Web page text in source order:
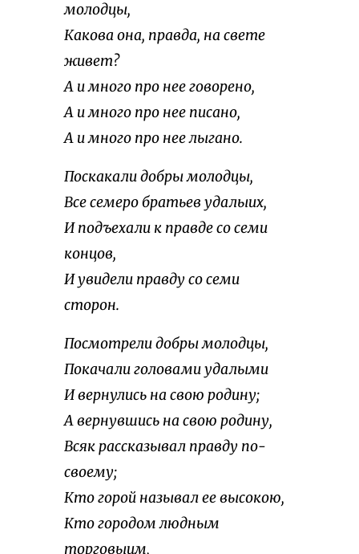
молодцы,
Какова она, правда, на свете
живет?
А и много про нее говорено,
А и много про нее писано,
А и много про нее лыгано.
Поскакали добры молодцы,
Все семеро братьев удалыих,
И подъехали к правде со семи
концов,
И увидели правду со семи
сторон.
Посмотрели добры молодцы,
Покачали головами удалыми
И вернулись на свою родину;
А вернувшись на свою родину,
Всяк рассказывал правду по-
своему;
Кто горой называл ее высокою,
Кто городом людным
торговыим,